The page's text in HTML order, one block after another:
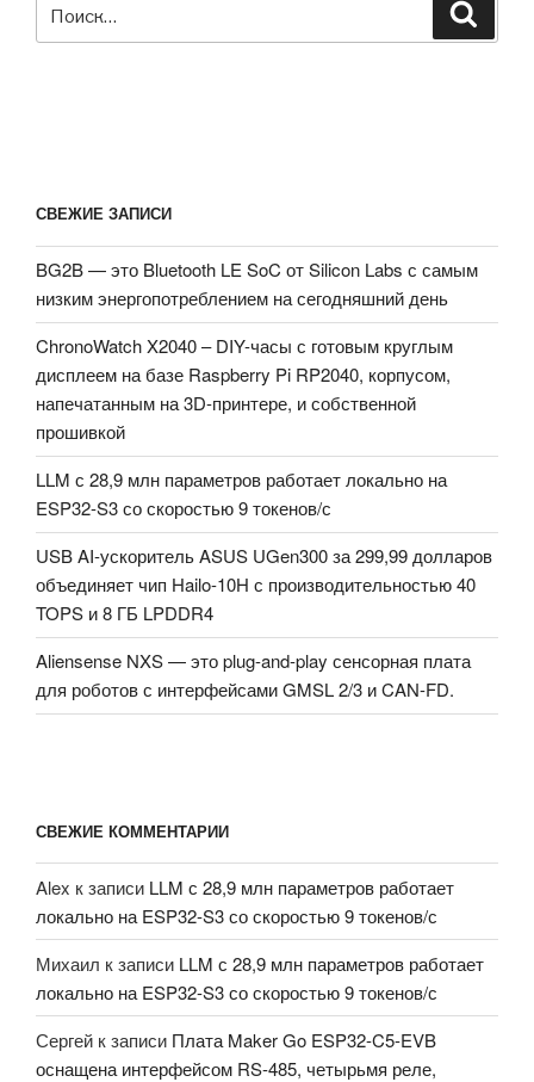
СВЕЖИЕ ЗАПИСИ
BG2B — это Bluetooth LE SoC от Silicon Labs с самым
низким энергопотреблением на сегодняшний день
ChronoWatch X2040 – DIY-часы с готовым круглым
дисплеем на базе Raspberry Pi RP2040, корпусом,
напечатанным на 3D-принтере, и собственной
прошивкой
LLM с 28,9 млн параметров работает локально на
ESP32-S3 со скоростью 9 токенов/с
USB AI-ускоритель ASUS UGen300 за 299,99 долларов
объединяет чип Hailo-10H с производительностью 40
TOPS и 8 ГБ LPDDR4
Aliensense NXS — это plug-and-play сенсорная плата
для роботов с интерфейсами GMSL 2/3 и CAN-FD.
СВЕЖИЕ КОММЕНТАРИИ
Alex к записи LLM с 28,9 млн параметров работает
локально на ESP32-S3 со скоростью 9 токенов/с
Михаил к записи LLM с 28,9 млн параметров работает
локально на ESP32-S3 со скоростью 9 токенов/с
Сергей к записи Плата Maker Go ESP32-C5-EVB
оснащена интерфейсом RS-485, четырьмя реле,